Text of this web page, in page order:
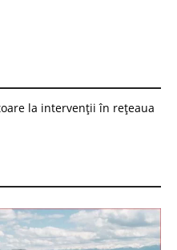
la intervenții în rețeaua